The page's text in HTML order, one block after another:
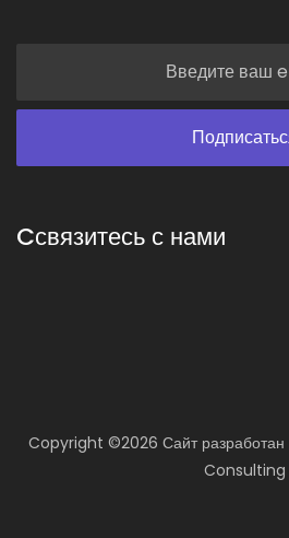
Cсвязитесь с нами
Copyright ©2026 Сайт разработан
Consulting